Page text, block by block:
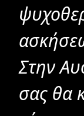
Στην
σας θα